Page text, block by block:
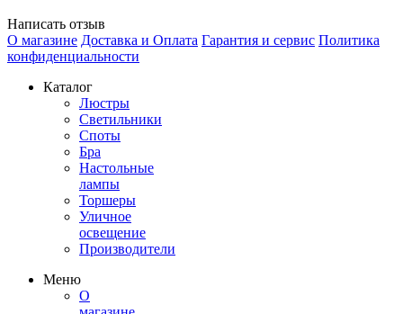
Написать отзыв
О магазине Доставка и Оплата Гарантия и сервис Политика
конфиденциальности
Каталог
Люстры
Светильники
Споты
Бра
Настольные
лампы
Торшеры
Уличное
освещение
Производители
Меню
О